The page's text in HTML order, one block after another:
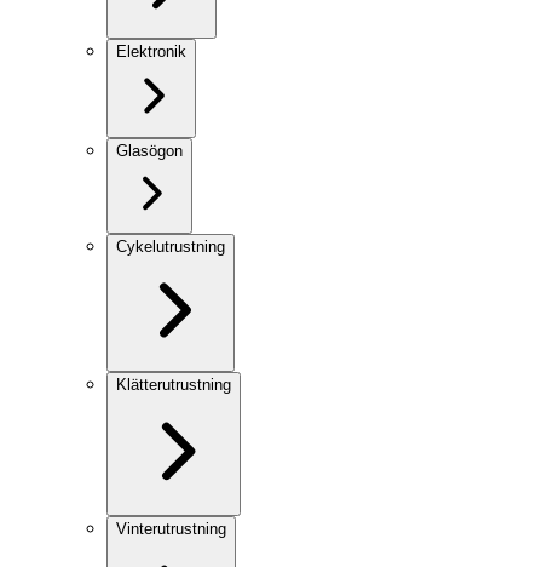
Elektronik
Glasögon
Cykelutrustning
Klätterutrustning
Vinterutrustning